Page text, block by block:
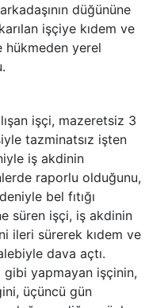
düğününe
işçiye kıdem ve
hükmeden yerel
işçi, mazeretsiz 3
tazminatsız işten
iş akdinin
raporlu olduğunu,
bel fıtığı
süren işçi, iş akdinin
ileri sürerek kıdem ve
dava açtı.
gibi yapmayan işçinin,
üçüncü gün